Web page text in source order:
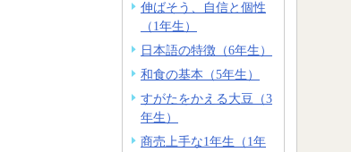
伸ばそう、自信と個性
（1年生）
日本語の特徴（6年生）
和食の基本（5年生）
すがたをかえる大豆（3
年生）
商売上手な1年生（1年